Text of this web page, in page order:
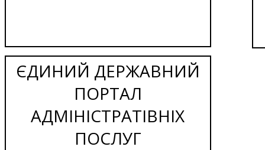
ЄДИНИЙ ДЕРЖАВНИЙ
ПОРТАЛ
АДМІНІСТРАТІВНІХ
ПОСЛУГ